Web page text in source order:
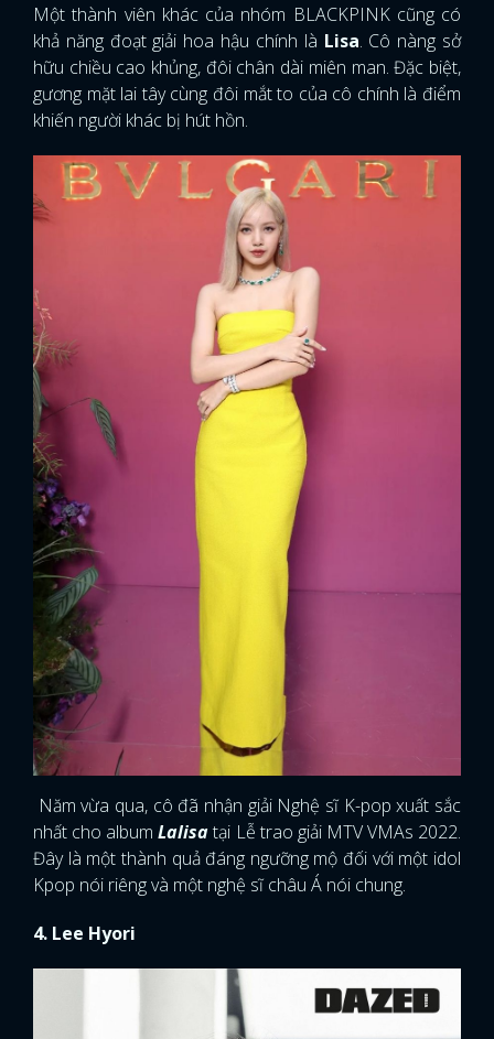
Một thành viên khác của nhóm BLACKPINK cũng có
khả năng đoạt giải hoa hậu chính là Lisa. Cô nàng sở
hữu chiều cao khủng, đôi chân dài miên man. Đặc biệt,
gương mặt lai tây cùng đôi mắt to của cô chính là điểm
khiến người khác bị hút hồn.
Năm vừa qua, cô đã nhận giải Nghệ sĩ K-pop xuất sắc
nhất cho album Lalisatại Lễ trao giải MTV VMAs 2022.
Đây là một thành quả đáng ngưỡng mộ đối với một idol
Kpop nói riêng và một nghệ sĩ châu Á nói chung.
4. Lee Hyori